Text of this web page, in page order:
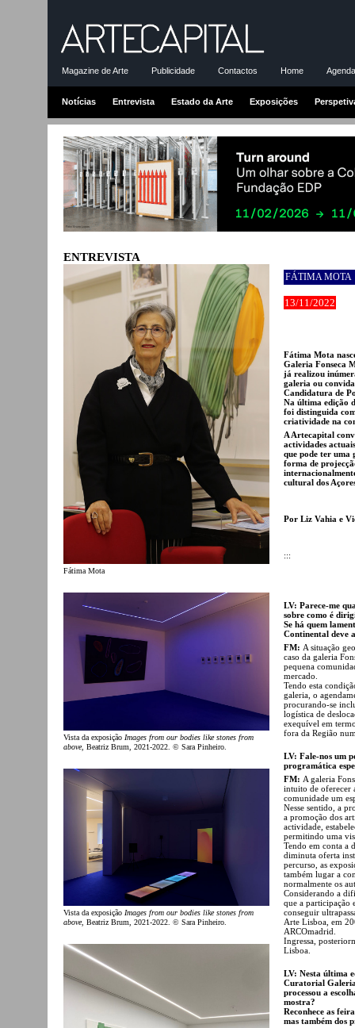
Magazine de Arte Publicidade Contactos Home
Notícias Entrevista Estado da Arte Exposições
ENTREVISTA
Fátima Mota
Vista da exposição Images from our bodies like stones from
above, Beatriz Brum, 2021-2022. © Sara Pinheiro.
Vista da exposição Images from our bodies like stones from
above, Beatriz Brum, 2021-2022. © Sara Pinheiro.
FÁTIMA MOTA
13/11/2022
Fátima Mota
Galeria Fonseca
já realizou
galeria ou
Candidatura de
Na última edição
foi distinguida
criatividade na
A Artecapital
actividades
que pode ter uma
forma de
cultural dos
Por Liz Vahia e
:::
LV: Parece-me
sobre como é
Se há quem
Continental deve
FM: A situação
caso da galeria
pequena
mercado.
Tendo esta
galeria, o
procurando-se
logística de
exequível em
fora da Região
LV: Fale-nos um
programática
FM: A galeria
intuito de oferecer
comunidade um
Nesse sentido, a
a promoção dos
actividade,
permitindo uma
Tendo em conta a
diminuta oferta
percurso, as
também lugar a
normalmente os
Considerando a
que a participação
conseguir
Arte Lisboa, em
ARCOmadrid.
Ingressa,
Lisboa.
LV: Nesta última
Curatorial
processou a
mostra?
Reconhece as
mas também dos